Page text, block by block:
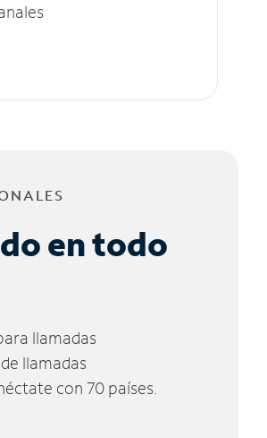
en todo
llamadas
llamadas
con 70 países.